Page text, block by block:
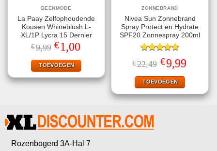
BEENMODE
La Paay Zelfophoudende
Kousen Whineblush L-
XL/1P Lycra 15 Dernier
€9,99 Oorspronkelijke
prijs
was:
€9,99.
€1,00
is:
€1,00.
TOEVOEGEN
ZONNEBRAND
Nivea Sun Zonnebrand
Spray Protect en Hydrate
SPF20 Zonnespray 200ml
Gewaardeerd
4.67uit 5
€22,49 Oorspronkelijke
prijs
was:
€22,49.
€9,99Huidige
prijs
TOEVOEGEN
Rozenbogerd 3A-Hal 7